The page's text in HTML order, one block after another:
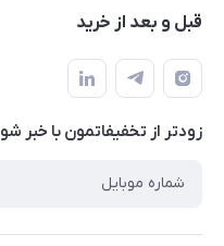
درباره ما
حساب کاربری
حریم خصوصی
بلاگ
قبل و بعد از خرید
نحوه خرید از گوشی آنلاین
شرایط ضمانت هفت روزه
روش ارسال کالا در گوشی آنلاین
روش بازگردانی کالا
زودتر از تخفیفاتمون با خبر شو